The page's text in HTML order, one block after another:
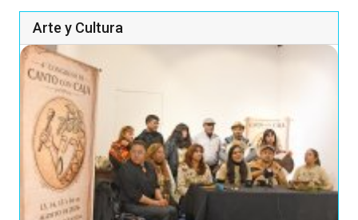
Arte y Cultura